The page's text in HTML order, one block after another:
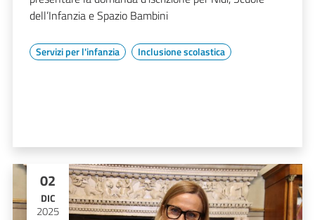
dell’Infanzia e Spazio Bambini
Servizi per l'infanzia Inclusione scolastica
02
DIC
2025